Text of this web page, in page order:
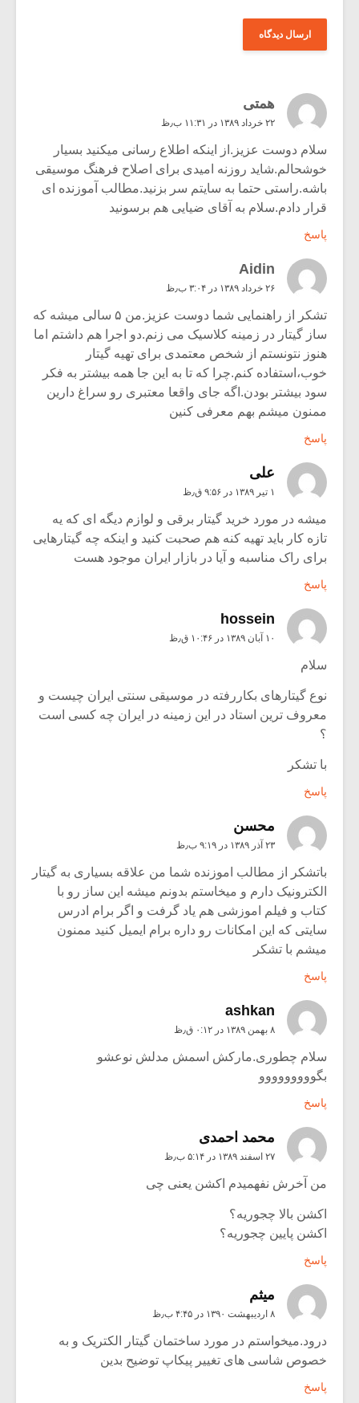
همتی
۲۲ خرداد ۱۳۸۹ در ۱۱:۳۱ ب٫ظ
سلام دوست عزیز.از اینکه اطلاع رسانی میکنید بسیار
خوشحالم.شاید روزنه امیدی برای اصلاح فرهنگ موسیقی
باشه.راستی حتما به سایتم سر بزنید.مطالب آموزنده ای
قرار دادم.سلام به آقای ضیایی هم برسونید
پاسخ
Aidin
۲۶ خرداد ۱۳۸۹ در ۳:۰۴ ب٫ظ
تشکر از راهنمایی شما دوست عزیز.من ۵ سالی میشه که
ساز گیتار در زمینه کلاسیک می زنم.دو اجرا هم داشتم اما
هنوز نتونستم از شخص معتمدی برای تهیه گیتار
خوب،استفاده کنم.چرا که تا به این جا همه بیشتر به فکر
سود بیشتر بودن.اگه جای واقعا معتبری رو سراغ دارین
ممنون میشم بهم معرفی کنین
پاسخ
علی
۱ تیر ۱۳۸۹ در ۹:۵۶ ق٫ظ
میشه در مورد خرید گیتار برقی و لوازم دیگه ای که یه
تازه کار باید تهیه کنه هم صحبت کنید و اینکه چه گیتارهایی
برای راک مناسبه و آیا در بازار ایران موجود هست
پاسخ
hossein
۱۰ آبان ۱۳۸۹ در ۱۰:۴۶ ق٫ظ
سلام
نوع گیتارهای بکاررفته در موسیقی سنتی ایران چیست و
معروف ترین استاد در این زمینه در ایران چه کسی است
؟
با تشکر
پاسخ
محسن
۲۳ آذر ۱۳۸۹ در ۹:۱۹ ب٫ظ
باتشکر از مطالب اموزنده شما من علاقه بسیاری به گیتار
الکترونیک دارم و میخاستم بدونم میشه این ساز رو با
کتاب و فیلم اموزشی هم یاد گرفت و اگر برام ادرس
سایتی که این امکانات رو داره برام ایمیل کنید ممنون
میشم با تشکر
پاسخ
ashkan
۸ بهمن ۱۳۸۹ در ۰:۱۲ ق٫ظ
سلام چطوری.مارکش اسمش مدلش نوعشو
بگووووووووو
پاسخ
محمد احمدی
۲۷ اسفند ۱۳۸۹ در ۵:۱۴ ب٫ظ
من آخرش نفهمیدم اکشن یعنی چی
اکشن بالا چجوریه؟
اکشن پایین چجوریه؟
پاسخ
ميثم
۸ اردیبهشت ۱۳۹۰ در ۴:۴۵ ب٫ظ
درود.میخواستم در مورد ساختمان گیتار الکتریک و به
خصوص شاسی های تغییر پیکاپ توضیح بدین
پاسخ